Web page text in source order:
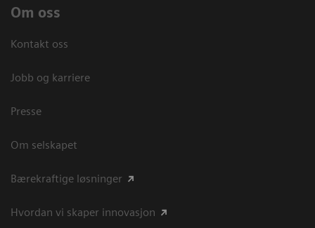
Om oss
Kontakt oss
Jobb og karriere
Presse
Om selskapet
Bærekraftige løsninger
Hvordan vi skaper innovasjon